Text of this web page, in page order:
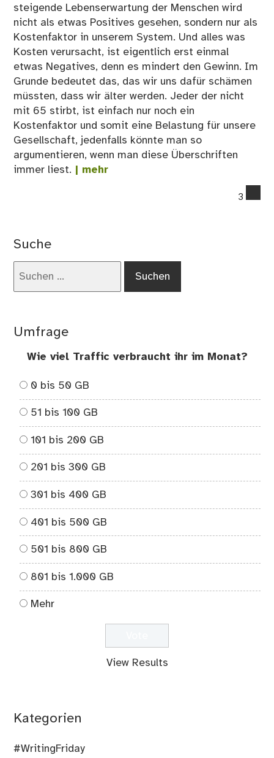
steigende Lebenserwartung der Menschen wird
nicht als etwas Positives gesehen, sondern nur als
Kostenfaktor in unserem System. Und alles was
Kosten verursacht, ist eigentlich erst einmal
etwas Negatives, denn es mindert den Gewinn. Im
Grunde bedeutet das, das wir uns dafür schämen
müssten, dass wir älter werden. Jeder der nicht
mit 65 stirbt, ist einfach nur noch ein
Kostenfaktor und somit eine Belastung für unsere
Gesellschaft, jedenfalls könnte man so
argumentieren, wenn man diese Überschriften
immer liest. | mehr
3
Suche
Umfrage
Wie viel Traffic verbraucht ihr im Monat?
0 bis 50 GB
51 bis 100 GB
101 bis 200 GB
201 bis 300 GB
301 bis 400 GB
401 bis 500 GB
501 bis 800 GB
801 bis 1.000 GB
Mehr
View Results
Kategorien
#WritingFriday